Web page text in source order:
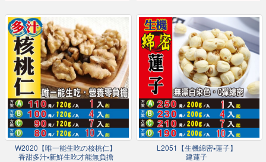
W2020【唯一能生吃の核桃仁】
香甜多汁▪新鮮生吃才能無負擔
L2051【生機綿密▪蓮子】
建蓮子